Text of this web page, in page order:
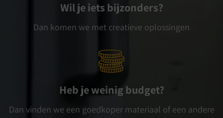
Wil je iets bijzonders?
Dan komen we met creatieve oplossingen
Heb je weinig budget?
Dan vinden we een goedkoper materiaal of een andere